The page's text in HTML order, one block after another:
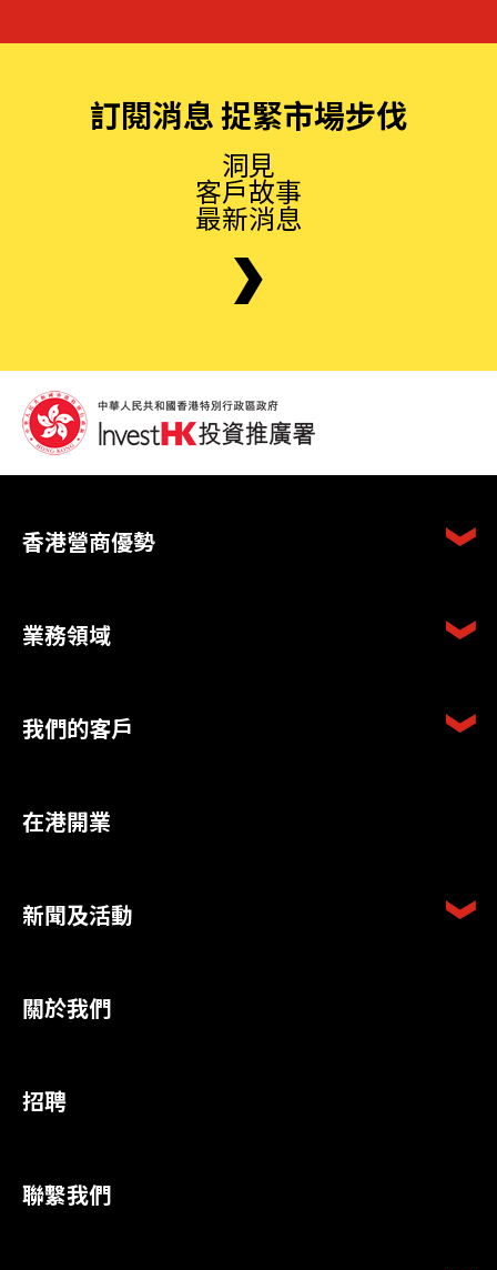
訂閱消息 捉緊市場步伐
洞見
客戶故事
最新消息
香港營商優勢
業務領域
我們的客戶
在港開業
新聞及活動
關於我們
招聘
聯繫我們